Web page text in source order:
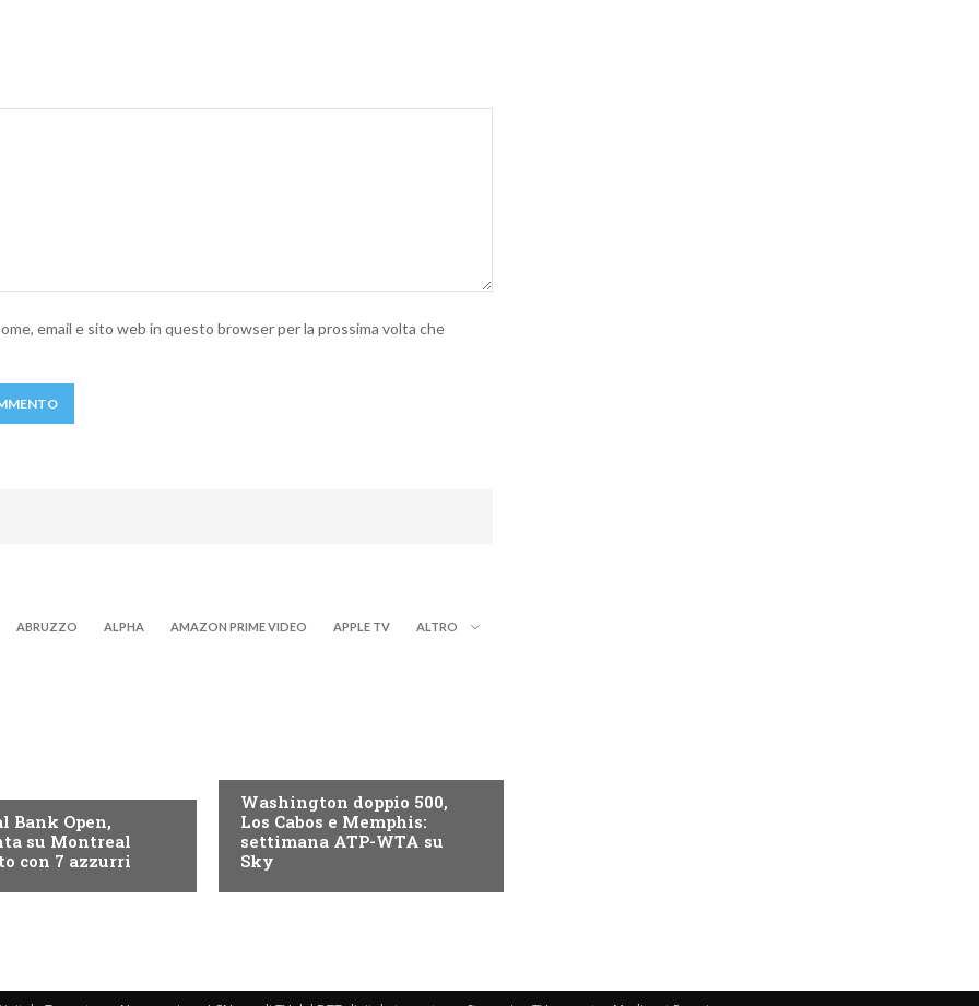
email e sito web in questo browser per la prossima volta che
ABRUZZO ALPHA AMAZON PRIME VIDEO APPLE TV ALTRO
Bank Open,
su Montreal
con 7 azzurri
Washington doppio 500,
Los Cabos e Memphis:
settimana ATP-WTA su
Sky